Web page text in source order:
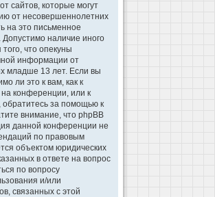
сайтов, которые могут
от несовершеннолетних
на это письменное
Допустимо наличие иного
что опекуны
информации от
младше 13 лет. Если вы
ли это к вам, как к
конференции, или к
за помощью к
внимание, что phpBB
данной конференции не
по правовым
объектом юридических
в ответе на вопрос
по вопросу
и/или
связанных с этой